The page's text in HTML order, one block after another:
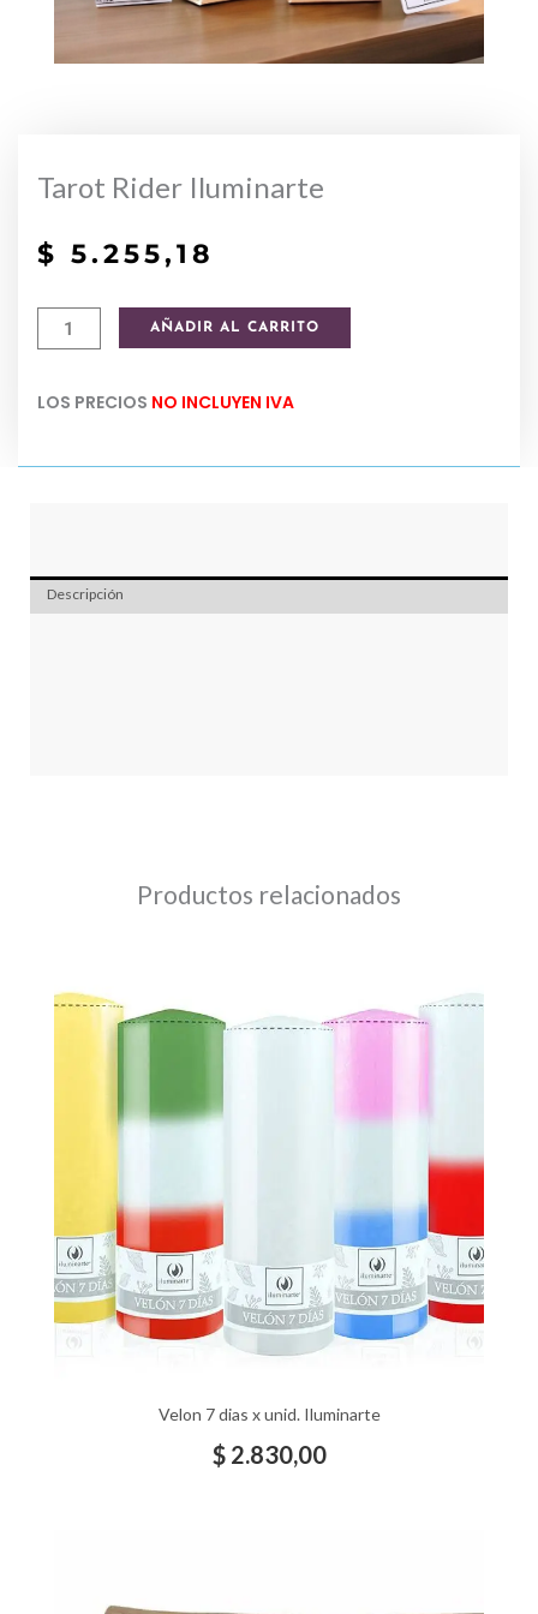
Tarot Rider Iluminarte
$ 5.255,18
Tarot
Rider
AÑADIR AL CARRITO
LOS PRECIOS NO INCLUYEN IVA
Descripción
Productos relacionados
Velon 7 dias x unid. Iluminarte
$2.830,00